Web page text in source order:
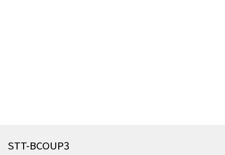
STT-BCOUP3